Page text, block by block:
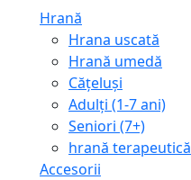
Hrană
Hrana uscată
Hrană umedă
Cățeluși
Adulți (1-7 ani)
Seniori (7+)
hrană terapeutică
Accesorii